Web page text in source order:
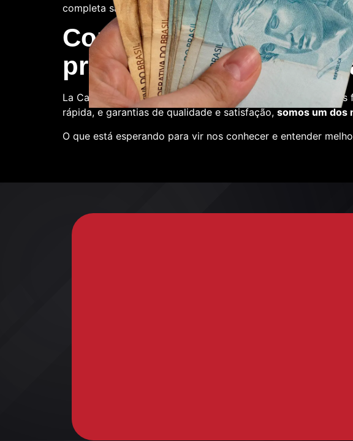
completa satisfação.
Compre conosco: La
produtora de notas
La Casa de Papel Fakes é o melhor lugar para comprar
rápida, e garantias de qualidade e satisfação, somos um dos
O que está esperando para vir nos conhecer e entender